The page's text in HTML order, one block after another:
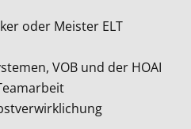
oder Meister ELT
VOB und der HOAI